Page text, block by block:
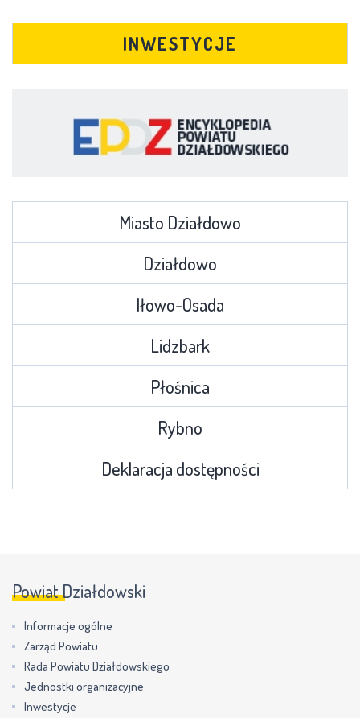
INWESTYCJE
Miasto Działdowo
Działdowo
Iłowo-Osada
Lidzbark
Płośnica
Rybno
Deklaracja dostępności
Powiat Działdowski
Informacje ogólne
Zarząd Powiatu
Rada Powiatu Działdowskiego
Jednostki organizacyjne
Inwestycje